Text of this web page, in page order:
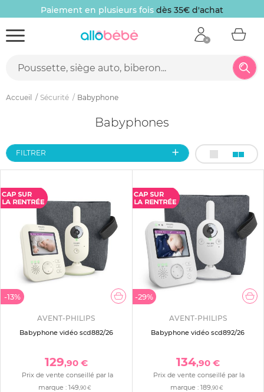
Paiement en plusieurs fois dès 35€ d'achat
Accueil Sécurité Babyphone
Babyphones
FILTRER
-13%
AVENT-PHILIPS
Babyphone vidéo scd882/26
129,90 €
Prix de vente conseillé par la
marque :149,90 €
-29%
AVENT-PHILIPS
Babyphone vidéo scd892/26
134,90 €
Prix de vente conseillé par la
marque : 189 ,90 €